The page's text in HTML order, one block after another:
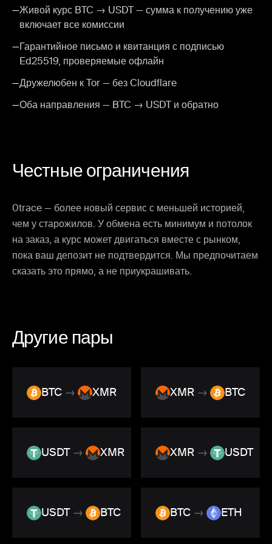
—Живой курс BTC → USDT — сумма к получению уже
включает все комиссии
—Гарантийное письмо и квитанция с подписью
Ed25519, проверяемые офлайн
—Дружелюбен к Tor — без Cloudflare
—Оба направления — BTC → USDT и обратно
Честные ограничения
0trace — более новый сервис с меньшей историей,
чем у старожилов. У обмена есть минимум и потолок
на заказ, а курс может двигаться вместе с рынком,
пока ваш депозит не подтвердится. Мы предпочитаем
сказать это прямо, а не приукрашивать.
Другие пары
BTC → XMR XMR → BTC
USDT → XMR XMR → USDT
USDT → BTC BTC → ETH